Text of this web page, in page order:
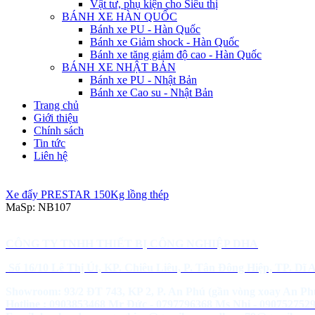
Vật tư, phụ kiện cho Siêu thị
BÁNH XE HÀN QUỐC
Bánh xe PU - Hàn Quốc
Bánh xe Giảm shock - Hàn Quốc
Bánh xe tăng giảm độ cao - Hàn Quốc
BÁNH XE NHẬT BẢN
Bánh xe PU - Nhật Bản
Bánh xe Cao su - Nhật Bản
Trang chủ
Giới thiệu
Chính sách
Tin tức
Liên hệ
Xe đẩy PRESTAR 150Kg lồng thép
MaSp: NB107